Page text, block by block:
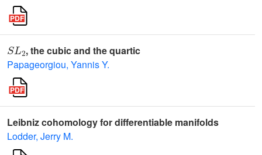
, the cubic and the quartic
Papageorgiou, Yannis Y.
Leibniz cohomology for differentiable manifolds
Lodder, Jerry M.